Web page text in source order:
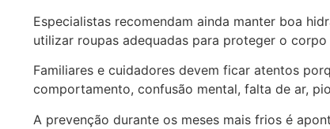
Especialistas recomendam ainda manter boa
utilizar roupas adequadas para proteger o
Familiares e cuidadores devem ficar atentos
comportamento, confusão mental, falta de ar,
A prevenção durante os meses mais frios é